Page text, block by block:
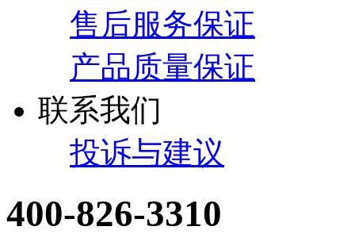
售后服务保证
产品质量保证
联系我们
投诉与建议
400-826-3310